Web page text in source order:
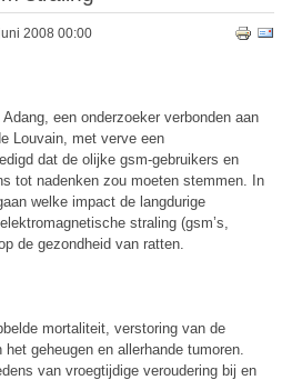
2008 00:00
een onderzoeker verbonden aan
Louvain, met verve een
dat de olijke gsm-gebruikers en
tot nadenken zou moeten stemmen. In
welke impact de langdurige
straling (gsm’s,
de gezondheid van ratten.
mortaliteit, verstoring van de
geheugen en allerhande tumoren.
van vroegtijdige veroudering bij en